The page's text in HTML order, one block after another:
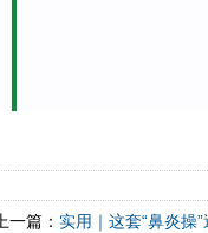
上一篇： 实用｜这套“鼻炎操